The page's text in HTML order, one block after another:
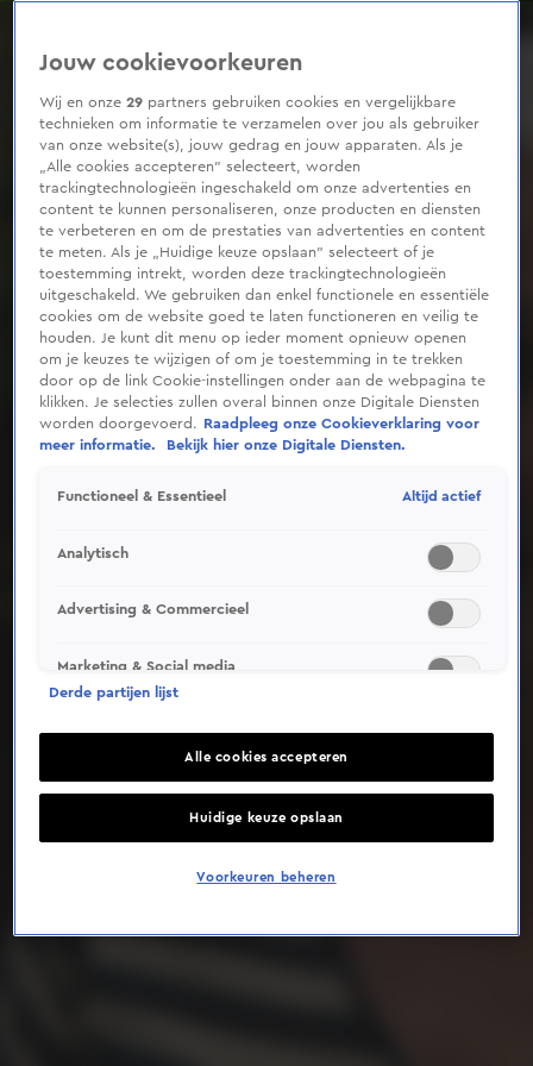
seconds
Deze video is niet beschikbaar op je huidige locatie
Jouw cookievoorkeuren
Wij en onze29 partners gebruiken cookies en vergelijkbare
technieken om informatie te verzamelen over jou als gebruiker
van onze website(s), jouw gedrag en jouw apparaten. Als je
„Alle cookies accepteren” selecteert, worden
trackingtechnologieën ingeschakeld om onze advertenties en
content te kunnen personaliseren, onze producten en diensten
te verbeteren en om de prestaties van advertenties en content
te meten. Als je „Huidige keuze opslaan” selecteert of je
toestemming intrekt, worden deze trackingtechnologieën
uitgeschakeld. We gebruiken dan enkel functionele en essentiële
cookies om de website goed te laten functioneren en veilig te
houden. Je kunt dit menu op ieder moment opnieuw openen
om je keuzes te wijzigen of om je toestemming in te trekken
door op de link Cookie-instellingen onder aan de webpagina te
klikken. Je selecties zullen overal binnen onze Digitale Diensten
worden doorgevoerd.
Raadpleeg onze Cookieverklaring voor
meer informatie.
Bekijk hier onze Digitale Diensten.
Functioneel & Essentieel Altijd actief
Analytisch
Advertising & Commercieel
Marketing & Social media
Derde partijen lijst
Alle cookies accepteren
Huidige keuze opslaan
Voorkeuren beheren